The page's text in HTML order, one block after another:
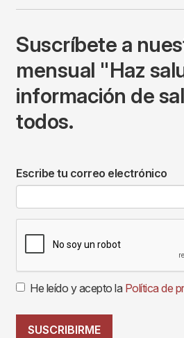
Suscríbete a
mensual "Haz
información de
todos.
Escribe tu correo electrónico
He leído y acepto la Política de
SUSCRIBIRME